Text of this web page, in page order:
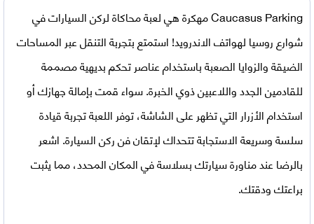
Caucasus Parking مهكرة
هي لعبة محاكاة لركن السيارات في
شوارع روسيا لهواتف الاندرويد! استمتع بتجربة التنقل عبر المساحات
الضيقة والزوايا الصعبة باستخدام عناصر تحكم بديهية مصممة
للقادمين الجدد واللاعبين ذوي الخبرة. سواء قمت بإمالة جهازك أو
استخدام الأزرار التي تظهر على الشاشة، توفر اللعبة تجربة قيادة
سلسة وسريعة الاستجابة تتحداك لإتقان فن ركن السيارة. اشعر
بالرضا عند مناورة سيارتك بسلاسة في المكان المحدد، مما يثبت
براعتك ودقتك.